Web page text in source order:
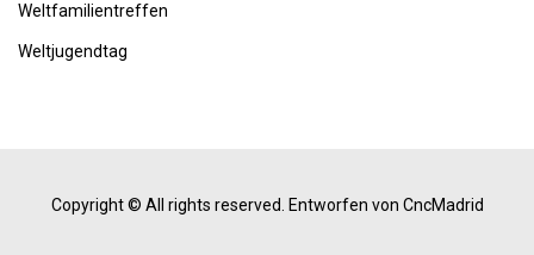
Weltfamilientreffen
Weltjugendtag
Copyright © All rights reserved. Entworfen von CncMadrid